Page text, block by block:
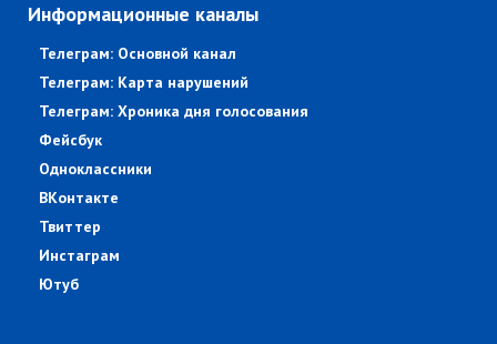
Информационные каналы
Телеграм: Основной канал
Телеграм: Карта нарушений
Телеграм: Хроника дня голосования
Фейсбук
Одноклассники
ВКонтакте
Твиттер
Инстаграм
Ютуб